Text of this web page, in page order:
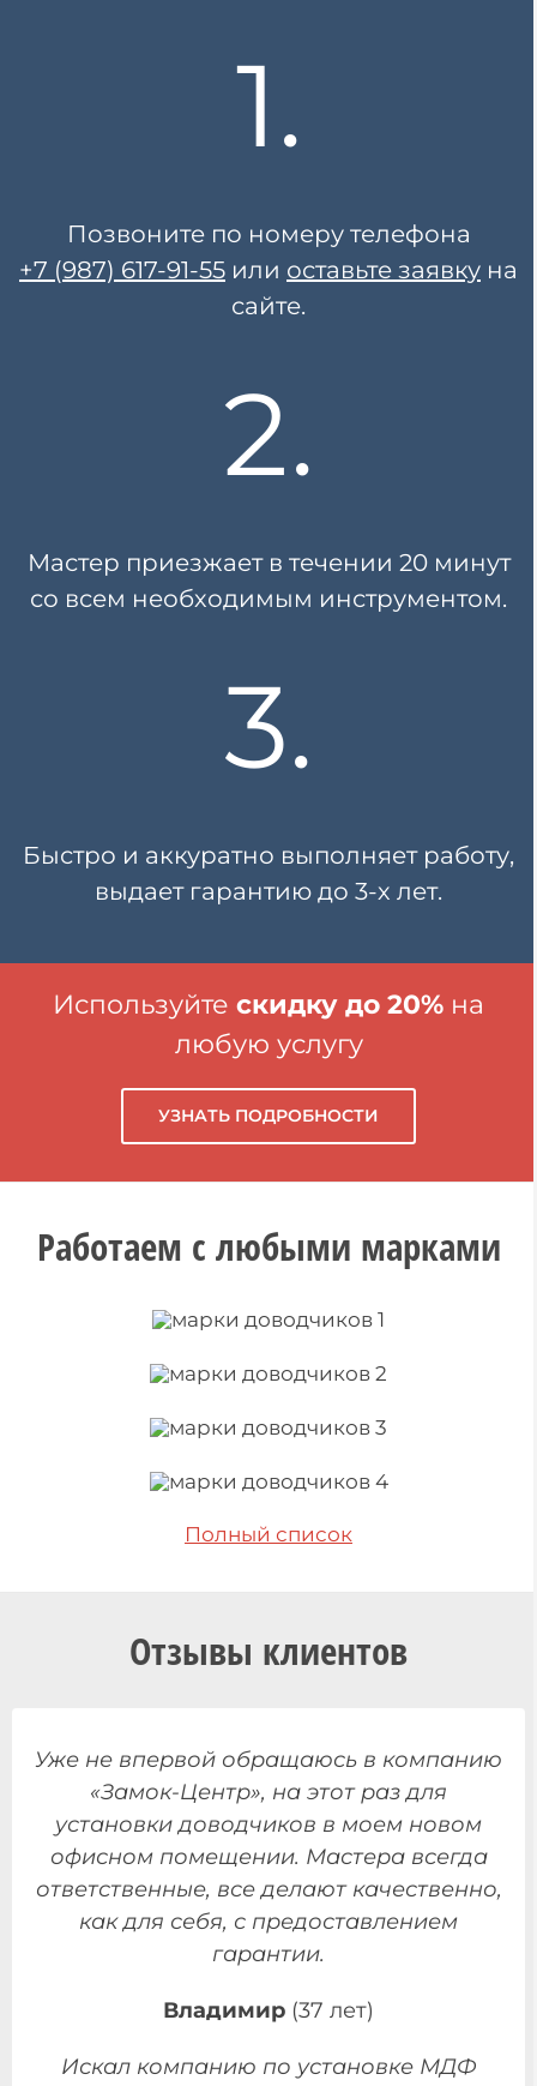
1.
Позвоните по номеру телефона
+7 (987) 617-91-55 или оставьте заявку на
сайте.
2.
Мастер приезжает в течении 20 минут
со всем необходимым инструментом.
3.
Быстро и аккуратно выполняет работу,
выдает гарантию до 3-х лет.
Используйте скидку до 20% на
любую услугу
УЗНАТЬ ПОДРОБНОСТИ
Работаем с любыми марками
Полный список
Отзывы клиентов
Уже не впервой обращаюсь в компанию
«Замок-Центр», на этот раз для
установки доводчиков в моем новом
офисном помещении. Мастера всегда
ответственные, все делают качественно,
как для себя, с предоставлением
гарантии.
Владимир (37 лет)
Искал компанию по установке МДФ